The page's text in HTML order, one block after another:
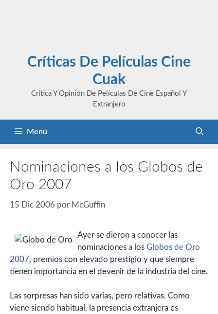
Críticas De Películas Cine
Cuak
Crítica Y Opinión De Películas De Cine Español Y
Extranjero
Menú
Nominaciones a los Globos de
Oro 2007
15 Dic 2006 por McGuffin
Ayer se dieron a conocer las
nominaciones a los Globos de Oro
2007, premios con elevado prestigio y que siempre
tienen importancia en el devenir de la industria del cine.
Las sorpresas han sido varias, pero relativas. Como
viene siendo habitual, la presencia extranjera es